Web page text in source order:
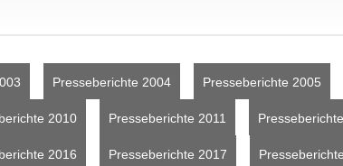
Presseberichte 2004 Presseberichte 2005
2010 Presseberichte 2011
2016 Presseberichte 2017